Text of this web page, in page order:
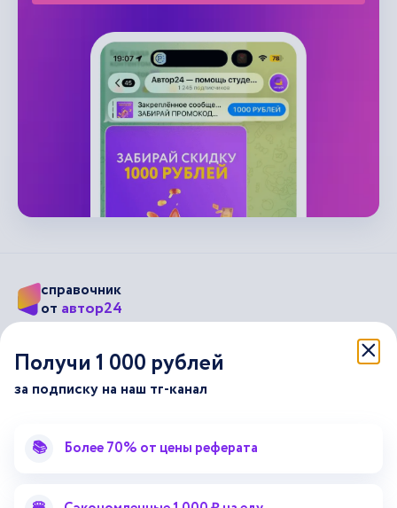
справочник
от автор24
Подписывайся на наши соц. сети
Лекторий
Справочник терминов
Последние статьи
Получи 1 000 рублей
за подписку на наш тг-канал
📚 Более 70% от цены реферата